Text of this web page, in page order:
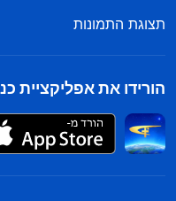
תצוגת התמונות
הורידו את אפליקציית